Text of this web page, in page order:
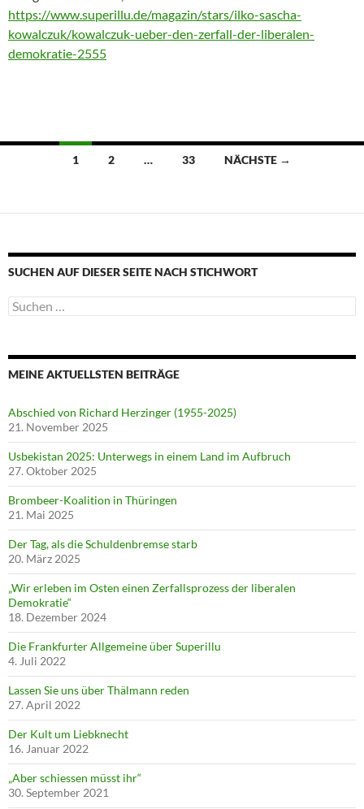
https://www.superillu.de/magazin/stars/ilko-sascha-
kowalczuk/kowalczuk-ueber-den-zerfall-der-liberalen-
demokratie-2555
Beitragsnavigation
1 2 … 33 NÄCHSTE →
SUCHEN AUF DIESER SEITE NACH STICHWORT
Suche
nach:
MEINE AKTUELLSTEN BEITRÄGE
Abschied von Richard Herzinger (1955-2025)
21. November 2025
Usbekistan 2025: Unterwegs in einem Land im Aufbruch
27. Oktober 2025
Brombeer-Koalition in Thüringen
21. Mai 2025
Der Tag, als die Schuldenbremse starb
20. März 2025
„Wir erleben im Osten einen Zerfallsprozess der liberalen
Demokratie“
18. Dezember 2024
Die Frankfurter Allgemeine über Superillu
4. Juli 2022
Lassen Sie uns über Thälmann reden
27. April 2022
Der Kult um Liebknecht
16. Januar 2022
„Aber schiessen müsst ihr“
30. September 2021